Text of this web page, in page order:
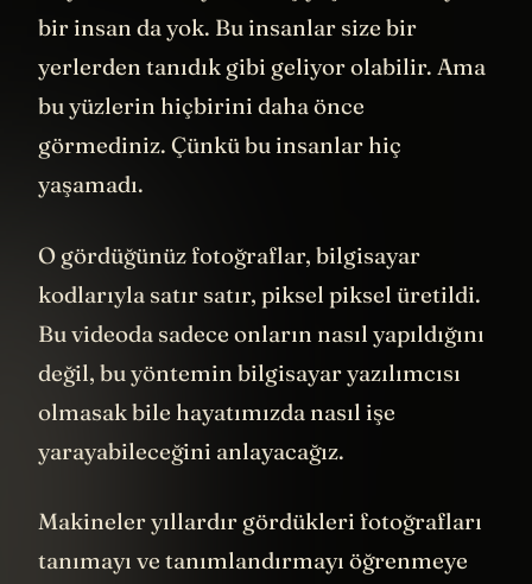
bir insan da yok. Bu insanlar size bir
yerlerden tanıdık gibi geliyor olabilir. Ama
bu yüzlerin hiçbirini daha önce
görmediniz. Çünkü bu insanlar hiç
yaşamadı.
O gördüğünüz fotoğraflar, bilgisayar
kodlarıyla satır satır, piksel piksel üretildi.
Bu videoda sadece onların nasıl yapıldığını
değil, bu yöntemin bilgisayar yazılımcısı
olmasak bile hayatımızda nasıl işe
yarayabileceğini anlayacağız.
Makineler yıllardır gördükleri fotoğrafları
tanımayı ve tanımlandırmayı öğrenmeye